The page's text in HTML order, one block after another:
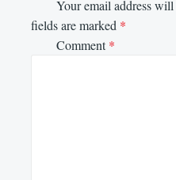
Your email address
fields are marked *
Comment*